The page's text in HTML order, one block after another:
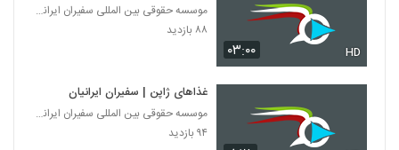
۰۳:۰۰ HD
موسسه حقوقی بین المللی سفیران ایرانیان
۸۸ بازدید
غذاهای ژاپن | سفیران ایرانیان
موسسه حقوقی بین المللی سفیران ایرانیان
۹۴ بازدید